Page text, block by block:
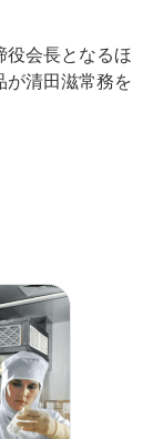
会長となるほ
が清田滋常務を